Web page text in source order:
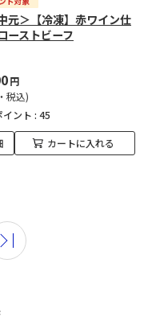
元＞【冷凍】赤ワイン仕
ーストビーフ
円
税込)
イント : 45
カートに入れる